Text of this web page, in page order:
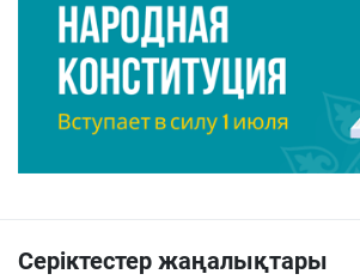
Серіктестер жаңалықтары